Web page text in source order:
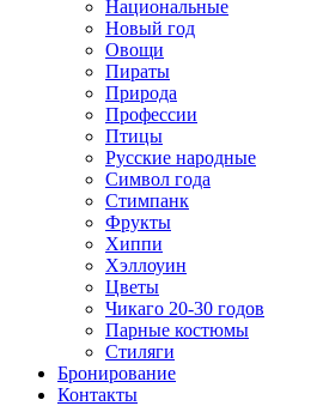
Национальные
Новый год
Овощи
Пираты
Природа
Профессии
Птицы
Русские народные
Символ года
Стимпанк
Фрукты
Хиппи
Хэллоуин
Цветы
Чикаго 20-30 годов
Парные костюмы
Стиляги
Бронирование
Контакты